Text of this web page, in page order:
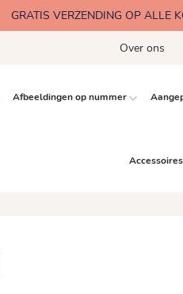
GRATIS VERZENDING OP ALLE
Over ons
Afbeeldingen op nummer
Accessoires